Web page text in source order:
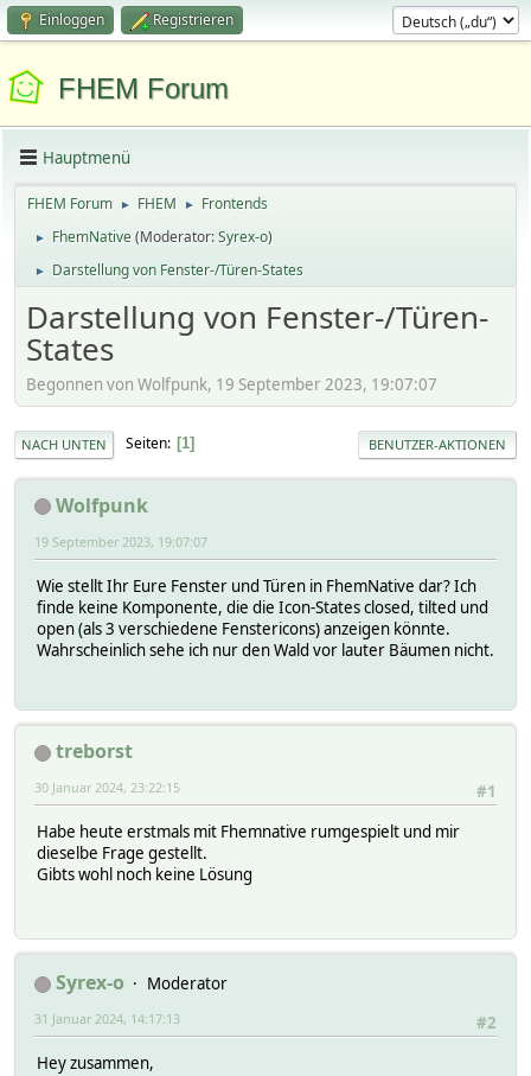
Einloggen Registrieren
FHEM Forum
Hauptmenü
FHEM Forum ► FHEM ► Frontends
► FhemNative(Moderator:Syrex-o)
► Darstellung von Fenster-/Türen-States
Darstellung von Fenster-/Türen-
States
Begonnen von Wolfpunk, 19 September 2023, 19:07:07
NACH UNTEN Seiten 1 BENUTZER-AKTIONEN
Wolfpunk
19 September 2023, 19:07:07
Wie stellt Ihr Eure Fenster und Türen in FhemNative dar? Ich
finde keine Komponente, die die Icon-States closed, tilted und
open (als 3 verschiedene Fenstericons) anzeigen könnte.
Wahrscheinlich sehe ich nur den Wald vor lauter Bäumen nicht.
treborst
#1
30 Januar 2024, 23:22:15
Habe heute erstmals mit Fhemnative rumgespielt und mir
dieselbe Frage gestellt.
Gibts wohl noch keine Lösung
Syrex-o
Moderator
#2
31 Januar 2024, 14:17:13
Hey zusammen,